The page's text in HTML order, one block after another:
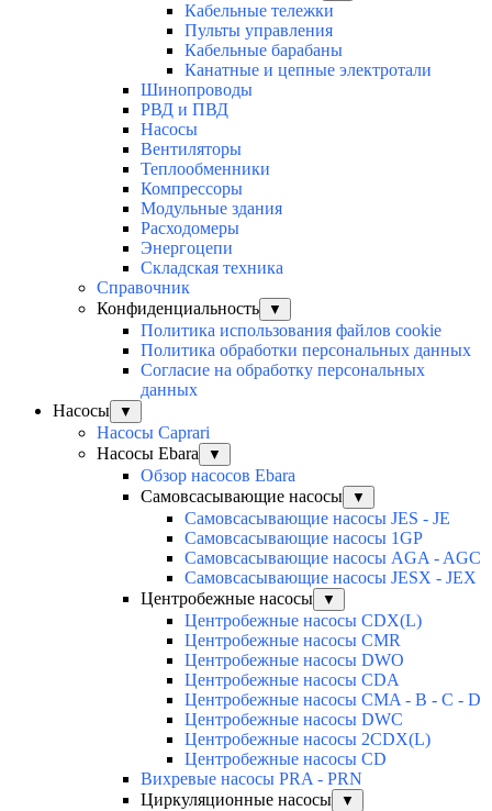
Кабельные тележки
Пульты управления
Кабельные барабаны
Канатные и цепные электротали
Шинопроводы
РВД и ПВД
Насосы
Вентиляторы
Теплообменники
Компрессоры
Модульные здания
Расходомеры
Энергоцепи
Складская техника
Справочник
Конфиденциальность
▼
Политика использования файлов cookie
Политика обработки персональных данных
Согласие на обработку персональных
данных
Насосы
▼
Насосы Caprari
Насосы Ebara
▼
Обзор насосов Ebara
Самовсасывающие насосы
▼
Самовсасывающие насосы JES - JE
Самовсасывающие насосы 1GP
Самовсасывающие насосы AGA - AGC
Самовсасывающие насосы JESX - JEX
Центробежные насосы
▼
Центробежные насосы CDX(L)
Центробежные насосы CMR
Центробежные насосы DWO
Центробежные насосы CDA
Центробежные насосы CMA - B - C - D
Центробежные насосы DWC
Центробежные насосы 2CDX(L)
Центробежные насосы CD
Вихревые насосы PRA - PRN
Циркуляционные насосы
▼